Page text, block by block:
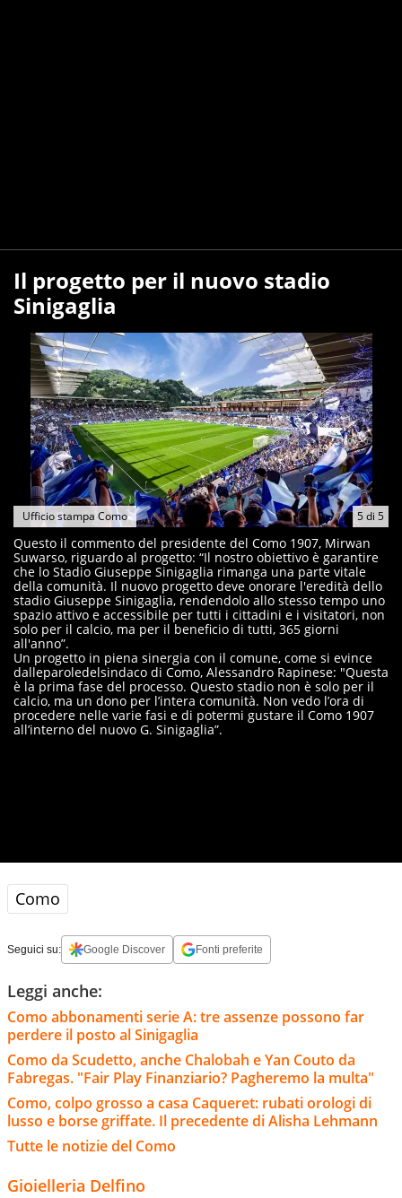
Il progetto per il nuovo stadio
Sinigaglia
5di 5
Ufficio stampa Como
Questo il commento del presidente del Como 1907, Mirwan
Suwarso, riguardo al progetto: “Il nostro obiettivo è garantire
che lo Stadio Giuseppe Sinigaglia rimanga una parte vitale
della comunità. Il nuovo progetto deve onorare l'eredità dello
stadio Giuseppe Sinigaglia, rendendolo allo stesso tempo uno
spazio attivo e accessibile per tutti i cittadini e i visitatori, non
solo per il calcio, ma per il beneficio di tutti, 365 giorni
all'anno”.
Un progetto in piena sinergia con il comune, come si evince
dalleparoledelsindaco di Como, Alessandro Rapinese: "Questa
è la prima fase del processo. Questo stadio non è solo per il
calcio, ma un dono per l’intera comunità. Non vedo l’ora di
procedere nelle varie fasi e di potermi gustare il Como 1907
all’interno del nuovo G. Sinigaglia”.
Como
Seguici su: Google Discover Fonti preferite
Leggi anche:
Como abbonamenti serie A: tre assenze possono far
perdere il posto al Sinigaglia
Como da Scudetto, anche Chalobah e Yan Couto da
Fabregas. "Fair Play Finanziario? Pagheremo la multa"
Como, colpo grosso a casa Caqueret: rubati orologi di
lusso e borse griffate. Il precedente di Alisha Lehmann
Tutte le notizie del Como
Gioielleria Delfino